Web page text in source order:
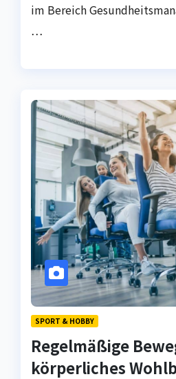
im Bereich
…
SPORT & HOBBY
Regelmäßige
körperliches